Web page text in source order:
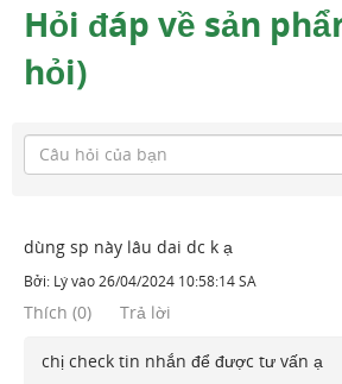
Hỏi đáp về sản
hỏi)
dùng sp này lâu dai dc k ạ
Bởi: Lývào26/04/2024 10:58:14 SA
Thích (0) Trả lời
chị check tin nhắn để được tư vấn ạ